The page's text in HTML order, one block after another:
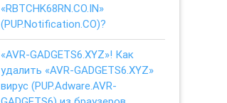
«RBTCHK68RN.CO.IN»
(PUP.Notification.CO)?
«AVR-GADGETS6.XYZ»! Как
удалить «AVR-GADGETS6.XYZ»
вирус (PUP.Adware.AVR-